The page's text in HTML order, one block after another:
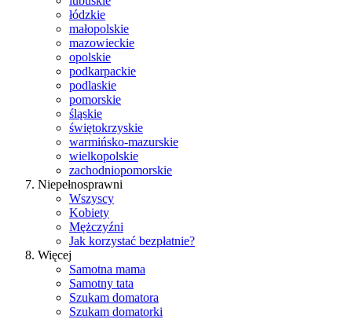
łódzkie
małopolskie
mazowieckie
opolskie
podkarpackie
podlaskie
pomorskie
śląskie
świętokrzyskie
warmińsko-mazurskie
wielkopolskie
zachodniopomorskie
Niepełnosprawni
Wszyscy
Kobiety
Mężczyźni
Jak korzystać bezpłatnie?
Więcej
Samotna mama
Samotny tata
Szukam domatora
Szukam domatorki